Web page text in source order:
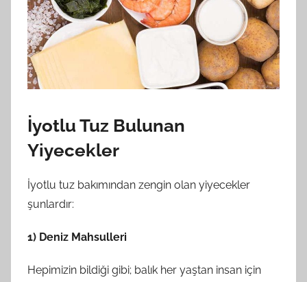
İyotlu Tuz Bulunan
Yiyecekler
İyotlu tuz bakımından zengin olan yiyecekler
şunlardır:
1) Deniz Mahsulleri
Hepimizin bildiği gibi; balık her yaştan insan için